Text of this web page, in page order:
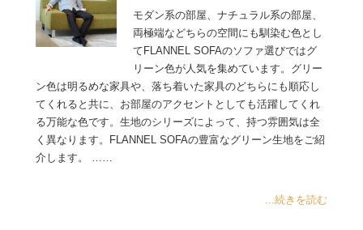
モダン系の部屋、ナチュラル系の部屋、
両極端などちらの空間にも馴染む色とし
てFLANNEL SOFAのソファ選びではグ
リーン色が人気を集めています。グリー
ン色は明るめな家具や、落ち着いた家具のどちらにも順応し
てくれると共に、お部屋のアクセントとしても活躍してくれ
る万能な色です。生地のシリーズによって、持つ雰囲気は全
く異なります。FLANNEL SOFAの豊富なグリーン生地をご紹
介します。 ……
...続きを読む